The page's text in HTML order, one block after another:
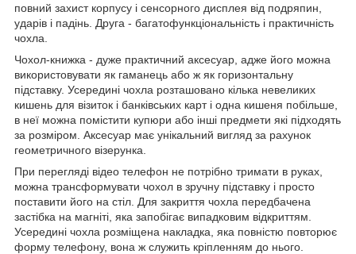
повний захист корпусу і сенсорного дисплея від подряпин,
ударів і падінь. Друга - багатофункціональність і практичність
чохла.
Чохол-книжка - дуже практичний аксесуар, адже його можна
використовувати як гаманець або ж як горизонтальну
підставку. Усередині чохла розташовано кілька невеликих
кишень для візиток і банківських карт і одна кишеня побільше,
в неї можна помістити купюри або інші предмети які підходять
за розміром. Аксесуар має унікальний вигляд за рахунок
геометричного візерунка.
При перегляді відео телефон не потрібно тримати в руках,
можна трансформувати чохол в зручну підставку і просто
поставити його на стіл. Для закриття чохла передбачена
застібка на магніті, яка запобігає випадковим відкриттям.
Усередині чохла розміщена накладка, яка повністю повторює
форму телефону, вона ж служить кріпленням до нього.